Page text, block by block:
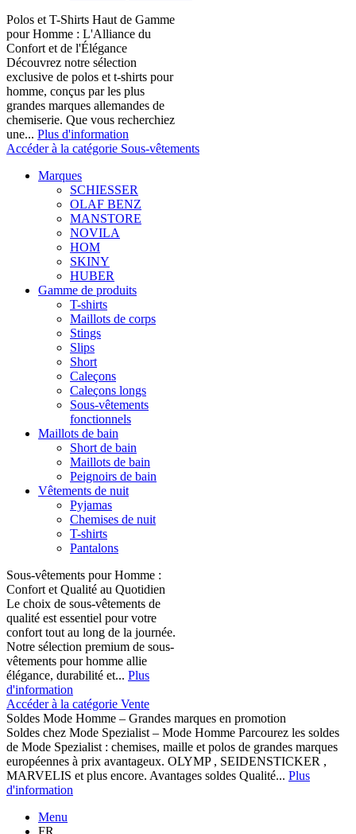
Polos et T-Shirts Haut de Gamme
pour Homme : L'Alliance du
Confort et de l'Élégance
Découvrez notre sélection
exclusive de polos et t-shirts pour
homme, conçus par les plus
grandes marques allemandes de
chemiserie. Que vous recherchiez
une... Plus d'information
Accéder à la catégorie Sous-vêtements
Marques
SCHIESSER
OLAF BENZ
MANSTORE
NOVILA
HOM
SKINY
HUBER
Gamme de produits
T-shirts
Maillots de corps
Stings
Slips
Short
Caleçons
Caleçons longs
Sous-vêtements
fonctionnels
Maillots de bain
Short de bain
Maillots de bain
Peignoirs de bain
Vêtements de nuit
Pyjamas
Chemises de nuit
T-shirts
Pantalons
Sous-vêtements pour Homme :
Confort et Qualité au Quotidien
Le choix de sous-vêtements de
qualité est essentiel pour votre
confort tout au long de la journée.
Notre sélection premium de sous-
vêtements pour homme allie
élégance, durabilité et... Plus
d'information
Accéder à la catégorie Vente
Soldes Mode Homme – Grandes marques en promotion
Soldes chez Mode Spezialist – Mode Homme Parcourez les soldes
de Mode Spezialist : chemises, maille et polos de grandes marques
européennes à prix avantageux. OLYMP , SEIDENSTICKER ,
MARVELIS et plus encore. Avantages soldes Qualité... Plus
d'information
Menu
FR